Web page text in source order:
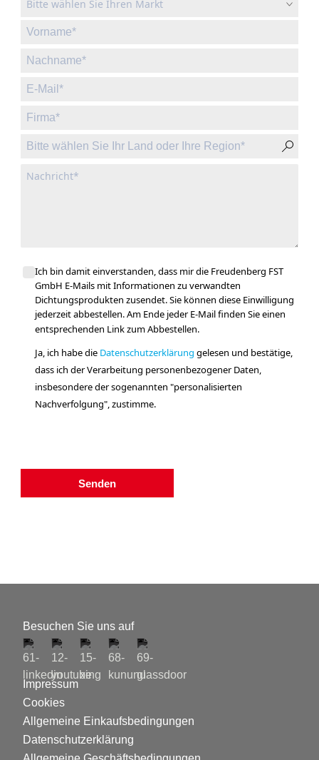
Ich bin damit einverstanden, dass mir die Freudenberg FST
GmbH E-Mails mit Informationen zu verwandten
Dichtungsprodukten zusendet. Sie können diese Einwilligung
jederzeit abbestellen. Am Ende jeder E-Mail finden Sie einen
entsprechenden Link zum Abbestellen.
Ja, ich habe die Datenschutzerklärung gelesen und bestätige,
dass ich der Verarbeitung personenbezogener Daten,
insbesondere der sogenannten "personalisierten
Nachverfolgung", zustimme.
Senden
Besuchen Sie uns auf
Impressum
Cookies
Allgemeine Einkaufsbedingungen
Datenschutzerklärung